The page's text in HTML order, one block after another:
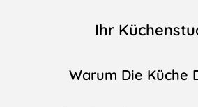
Ihr
Warum Die Küche